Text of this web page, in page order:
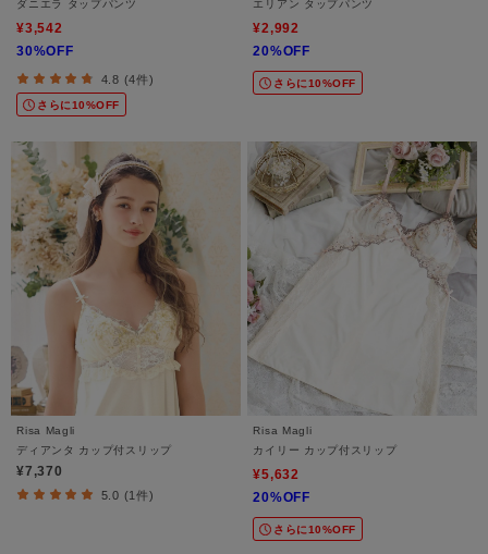
ダニエラ タップパンツ
¥3,542
30%OFF
4.8 (4件)
さらに10%OFF
エリアン タップパンツ
¥2,992
20%OFF
さらに10%OFF
Risa Magli
ディアンタ カップ付スリップ
¥7,370
5.0 (1件)
Risa Magli
カイリー カップ付スリップ
¥5,632
20%OFF
さらに10%OFF